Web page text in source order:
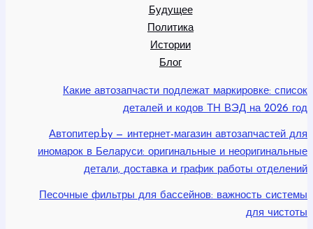
Будущее
Политика
Истории
Блог
Какие автозапчасти подлежат маркировке: список
деталей и кодов ТН ВЭД на 2026 год
Автопитер.by — интернет-магазин автозапчастей для
иномарок в Беларуси: оригинальные и неоригинальные
детали, доставка и график работы отделений
Песочные фильтры для бассейнов: важность системы
для чистоты